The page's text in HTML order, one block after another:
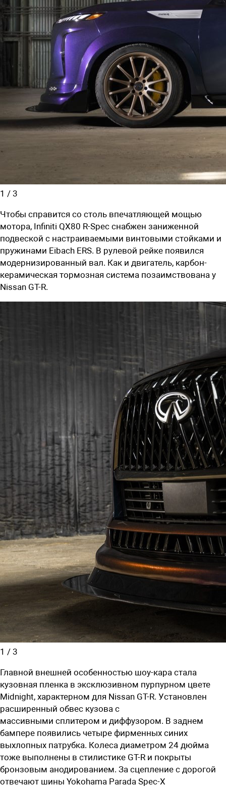
1 / 3
Чтобы справится со столь впечатляющей мощью
мотора, Infiniti QX80 R-Spec снабжен заниженной
подвеской с настраиваемыми винтовыми стойками и
пружинами Eibach ERS. В рулевой рейке появился
модернизированный вал. Как и двигатель, карбон-
керамическая тормозная система позаимствована у
Nissan GT-R.
1 / 3
Главной внешней особенностью шоу-кара стала
кузовная пленка в эксклюзивном пурпурном цвете
Midnight, характерном для Nissan GT-R. Установлен
расширенный обвес кузова с
массивными сплитером и диффузором. В заднем
бампере появились четыре фирменных синих
выхлопных патрубка. Колеса диаметром 24 дюйма
тоже выполнены в стилистике GT-R и покрыты
бронзовым анодированием. За сцепление с дорогой
отвечают шины Yokohama Parada Spec-X